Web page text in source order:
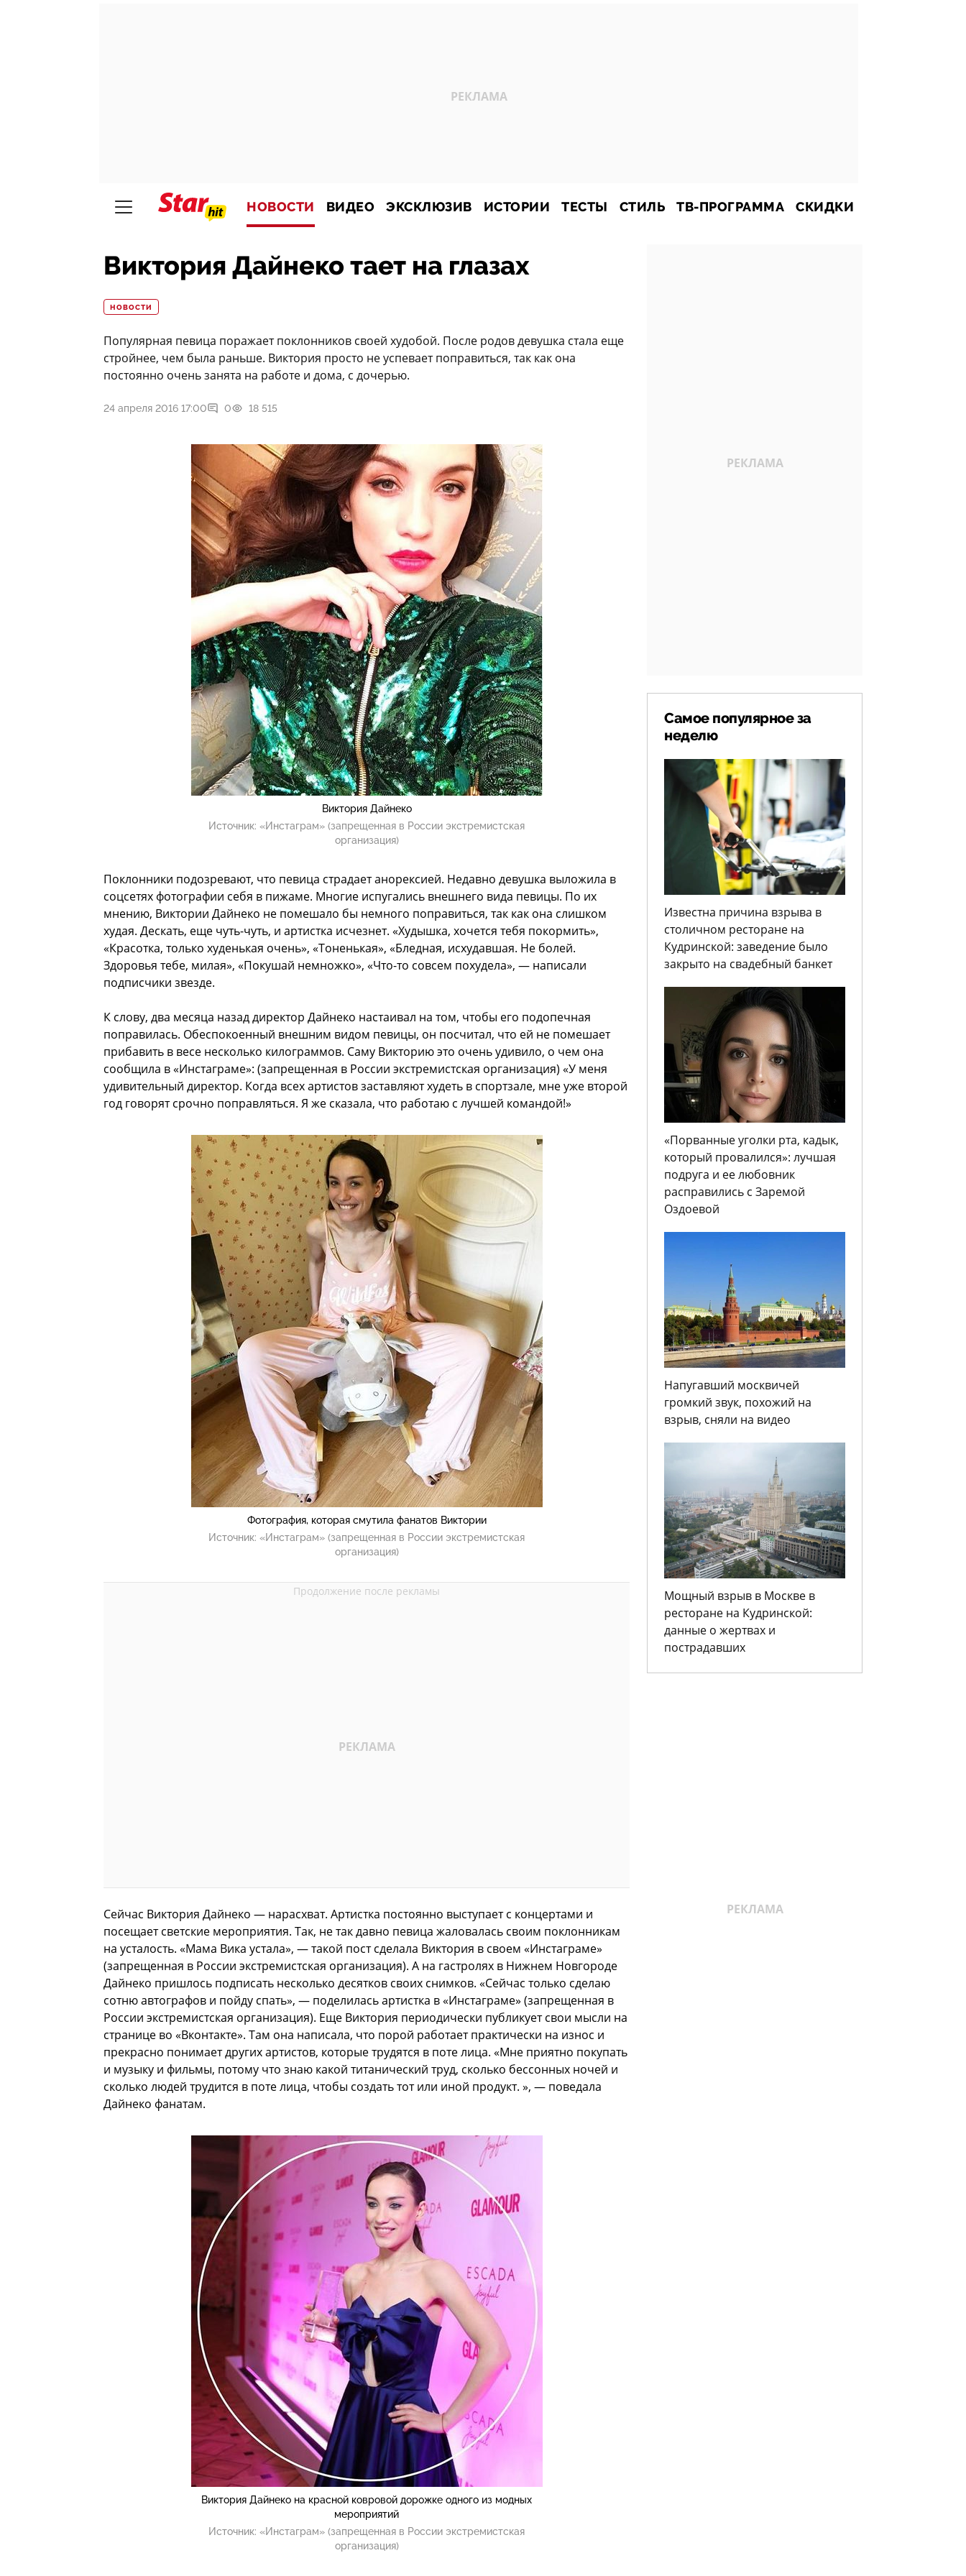
НОВОСТИ ВИДЕО ЭКСКЛЮЗИВ ИСТОРИИ ТЕСТЫ СТИЛЬ ТВ-ПРОГРАММА СКИДКИ
Виктория Дайнеко тает на глазах
НОВОСТИ
Популярная певица поражает поклонников своей худобой. После родов девушка стала еще
стройнее, чем была раньше. Виктория просто не успевает поправиться, так как она
постоянно очень занята на работе и дома, с дочерью.
24 апреля 2016 17:00 0 18 515
Виктория Дайнеко
Источник: «Инстаграм» (запрещенная в России экстремистская
организация)
Поклонники подозревают, что певица страдает анорексией. Недавно девушка выложила в
соцсетях фотографии себя в пижаме. Многие испугались внешнего вида певицы. По их
мнению, Виктории Дайнеко не помешало бы немного поправиться, так как она слишком
худая. Дескать, еще чуть-чуть, и артистка исчезнет. «Худышка, хочется тебя покормить»,
«Красотка, только худенькая очень», «Тоненькая», «Бледная, исхудавшая. Не болей.
Здоровья тебе, милая», «Покушай немножко», «Что-то совсем похудела», — написали
подписчики звезде.
К слову, два месяца назад директор Дайнеко настаивал на том, чтобы его подопечная
поправилась. Обеспокоенный внешним видом певицы, он посчитал, что ей не помешает
прибавить в весе несколько килограммов. Саму Викторию это очень удивило, о чем она
сообщила в «Инстаграме»: (запрещенная в России экстремистская организация) «У меня
удивительный директор. Когда всех артистов заставляют худеть в спортзале, мне уже второй
год говорят срочно поправляться. Я же сказала, что работаю с лучшей командой!»
Фотография, которая смутила фанатов Виктории
Источник: «Инстаграм» (запрещенная в России экстремистская
организация)
Сейчас Виктория Дайнеко — нарасхват. Артистка постоянно выступает с концертами и
посещает светские мероприятия. Так, не так давно певица жаловалась своим поклонникам
на усталость. «Мама Вика устала», — такой пост сделала Виктория в своем «Инстаграме»
(запрещенная в России экстремистская организация). А на гастролях в Нижнем Новгороде
Дайнеко пришлось подписать несколько десятков своих снимков. «Сейчас только сделаю
сотню автографов и пойду спать», — поделилась артистка в «Инстаграме» (запрещенная в
России экстремистская организация). Еще Виктория периодически публикует свои мысли на
странице во «Вконтакте». Там она написала, что порой работает практически на износ и
прекрасно понимает других артистов, которые трудятся в поте лица. «Мне приятно покупать
и музыку и фильмы, потому что знаю какой титанический труд, сколько бессонных ночей и
сколько людей трудится в поте лица, чтобы создать тот или иной продукт. », — поведала
Дайнеко фанатам.
Виктория Дайнеко на красной ковровой дорожке одного из модных
мероприятий
Источник: «Инстаграм» (запрещенная в России экстремистская
организация)
Самое популярное за
неделю
Известна причина взрыва в
столичном ресторане на
Кудринской: заведение было
закрыто на свадебный банкет
«Порванные уголки рта, кадык,
который провалился»: лучшая
подруга и ее любовник
расправились с Заремой
Оздоевой
Напугавший москвичей
громкий звук, похожий на
взрыв, сняли на видео
Мощный взрыв в Москве в
ресторане на Кудринской:
данные о жертвах и
пострадавших